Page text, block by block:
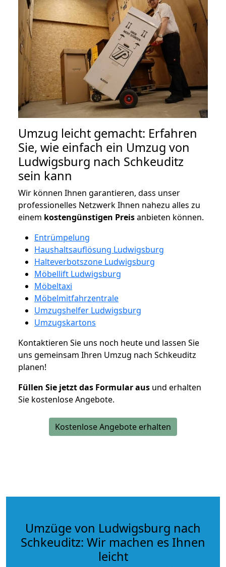
Umzug leicht gemacht: Erfahren
Sie, wie einfach ein Umzug von
Ludwigsburg nach Schkeuditz
sein kann
Wir können Ihnen garantieren, dass unser
professionelles Netzwerk Ihnen nahezu alles zu
einem kostengünstigen Preisanbieten können.
Entrümpelung
Haushaltsauflösung Ludwigsburg
Halteverbotszone Ludwigsburg
Möbellift Ludwigsburg
Möbeltaxi
Möbelmitfahrzentrale
Umzugshelfer Ludwigsburg
Umzugskartons
Kontaktieren Sie uns noch heute und lassen Sie
uns gemeinsam Ihren Umzug nach Schkeuditz
planen!
Füllen Sie jetzt das Formular aus und erhalten
Sie kostenlose Angebote.
Kostenlose Angebote erhalten
Umzüge von Ludwigsburg nach
Schkeuditz: Wir machen es Ihnen
leicht